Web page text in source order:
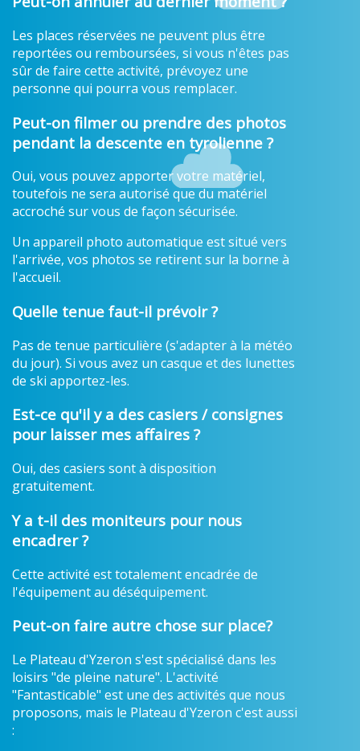
Les places réservées ne peuvent plus être
reportées ou remboursées, si vous n'êtes pas
sûr de faire cette activité, prévoyez une
personne qui pourra vous remplacer.
Peut-on filmer ou prendre des photos
pendant la descente en tyrolienne ?
Oui, vous pouvez apporter votre matériel,
toutefois ne sera autorisé que du matériel
accroché sur vous de façon sécurisée.
Un appareil photo automatique est situé vers
l'arrivée, vos photos se retirent sur la borne à
l'accueil.
Quelle tenue faut-il prévoir ?
Pas de tenue particulière (s'adapter à la météo
du jour). Si vous avez un casque et des lunettes
de ski apportez-les.
Est-ce qu'il y a des casiers / consignes
pour laisser mes affaires ?
Oui, des casiers sont à disposition
gratuitement.
Y a t-il des moniteurs pour nous
encadrer ?
Cette activité est totalement encadrée de
l'équipement au déséquipement.
Peut-on faire autre chose sur place?
Le Plateau d'Yzeron s'est spécialisé dans les
loisirs "de pleine nature". L'activité
"Fantasticable" est une des activités que nous
proposons, mais le Plateau d'Yzeron c'est aussi
: